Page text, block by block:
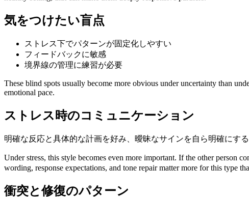
気をつけたい盲点
ストレス下でパターンが固定化しやすい
フィードバックに敏感
境界線の管理に練習が必要
These blind spots usually become more obvious under uncertainty than
emotional pace.
ストレス時のコミュニケーション
明確な反応と具体的な計画を好み、曖昧なサインを自ら明確にす
Under stress, this style becomes even more important. If the other
wording, response expectations, and tone repair matter more for this type
衝突と修復のパターン